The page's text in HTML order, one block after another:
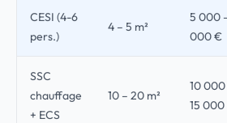
CESI (4-6
pers.)
4 – 5 m²
5 000
000 €
SSC
chauffage
+ ECS
10 – 20 m²
10 000
15